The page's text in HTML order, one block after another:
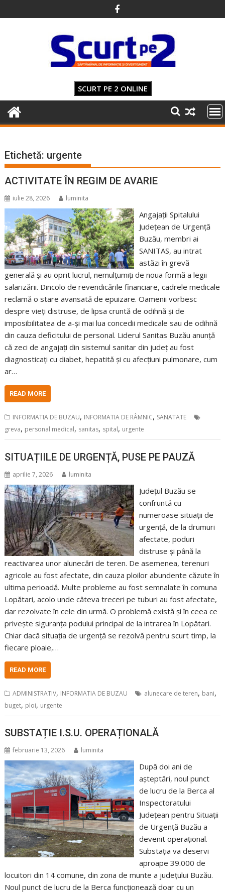
to
SCURT PE 2 ONLINE
Etichetă: urgente
ACTIVITATE ÎN REGIM DE AVARIE
iulie 28, 2026 luminita
Angajații Spitalului
Județean de Urgență
Buzău, membri ai
SANITAS, au intrat
astăzi în grevă
generală și au oprit lucrul, nemulțumiți de noua formă a legii
salarizării. Dincolo de revendicările financiare, cadrele medicale
reclamă o stare avansată de epuizare. Oamenii vorbesc
despre vieți distruse, de lipsa cruntă de odihnă și de
imposibilitatea de a-și mai lua concedii medicale sau de odihnă
din cauza deficitului de personal. Liderul Sanitas Buzău anunță
că zeci de angajaţi din sistemul sanitar din judeţ au fost
diagnosticaţi cu diabet, hepatită şi cu afecţiuni pulmonare, cum
ar…
READ MORE
INFORMATIA DE BUZAU, INFORMATIA DE RÂMNIC, SANATATE
greva, personal medical, sanitas, spital, urgente
SITUAȚIILE DE URGENȚĂ, PUSE PE PAUZĂ
aprilie 7, 2026 luminita
Județul Buzău se
confruntă cu
numeroase situații de
urgență, de la drumuri
afectate, poduri
distruse și până la
reactivarea unor alunecări de teren. De asemenea, terenuri
agricole au fost afectate, din cauza ploilor abundente căzute în
ultima perioadă. Multe probleme au fost semnalate în comuna
Lopătari, acolo unde câteva treceri pe tuburi au fost afectate,
dar rezolvate în cele din urmă. O problemă există și în ceea ce
privește siguranța podului principal de la intrarea în Lopătari.
Chiar dacă situația de urgență se rezolvă pentru scurt timp, la
fiecare ploaie,…
READ MORE
ADMINISTRATIV, INFORMATIA DE BUZAU alunecare de teren, bani,
buget, ploi, urgente
SUBSTAȚIE I.S.U. OPERAȚIONALĂ
februarie 13, 2026 luminita
După doi ani de
așteptări, noul punct
de lucru de la Berca al
Inspectoratului
Județean pentru Situații
de Urgență Buzău a
devenit operațional.
Substația va deservi
aproape 39.000 de
locuitori din 14 comune, din zona de munte a județului Buzău.
Noul punct de lucru de la Berca funcționează doar cu un